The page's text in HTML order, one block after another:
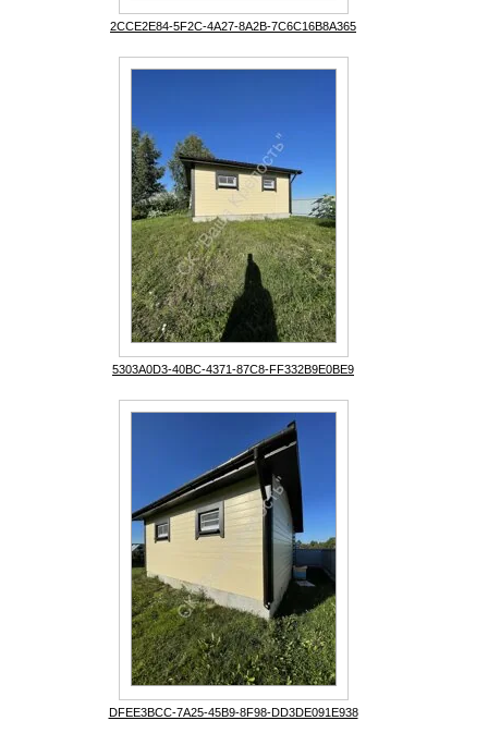
2CCE2E84-5F2C-4A27-8A2B-7C6C16B8A365
5303A0D3-40BC-4371-87C8-FF332B9E0BE9
DFEE3BCC-7A25-45B9-8F98-DD3DE091E938